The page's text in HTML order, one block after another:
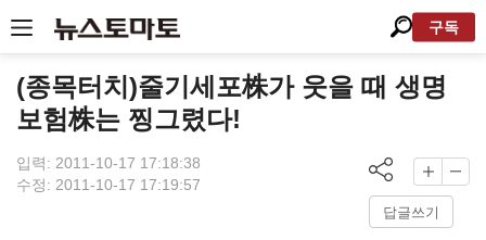
구독
(종목터치)줄기세포株가 웃을 때 생명
보험株는 찡그렸다!
입력: 2011-10-17 17:18:38
수정: 2011-10-17 17:19:57
답글쓰기